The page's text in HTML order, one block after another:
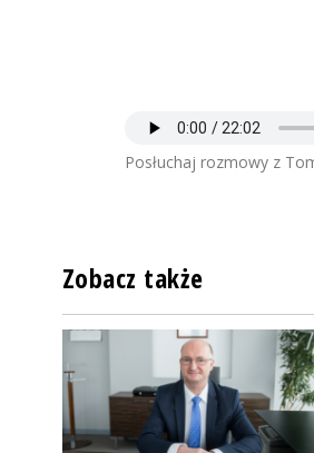
Posłuchaj rozmowy z
Zobacz także